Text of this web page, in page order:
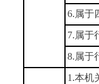
6.属于
7.属于
8.属于
1.本机